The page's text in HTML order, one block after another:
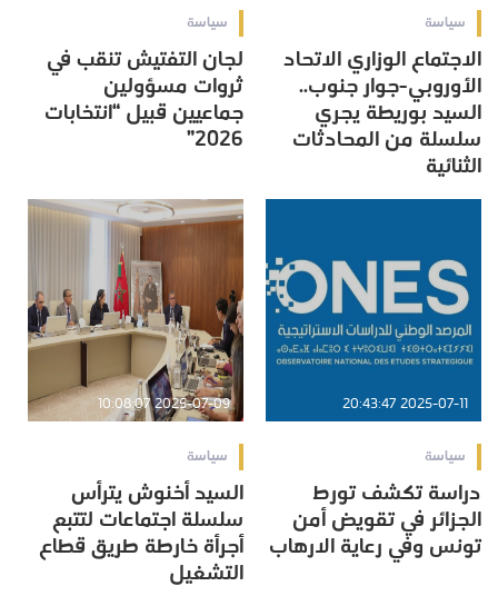
سياسة
الاجتماع الوزاري الاتحاد
الأوروبي-جوار جنوب..
السيد بوريطة يجري
سلسلة من المحادثات
الثنائية
سياسة
لجان التفتيش تنقب في
ثروات مسؤولين
جماعيين قبيل “انتخابات
2026”
2025-07-11 20:43:47
سياسة
دراسة تكشف تورط
الجزائر في تقويض أمن
تونس وفي رعاية الارهاب
2025-07-09 10:08:07
سياسة
السيد أخنوش يترأس
سلسلة اجتماعات لتتبع
أجرأة خارطة طريق قطاع
التشغيل